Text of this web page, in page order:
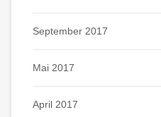
September 2017
Mai 2017
April 2017